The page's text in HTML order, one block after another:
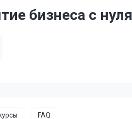
бизнеса с нуля
FAQ